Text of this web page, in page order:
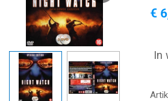
€
In